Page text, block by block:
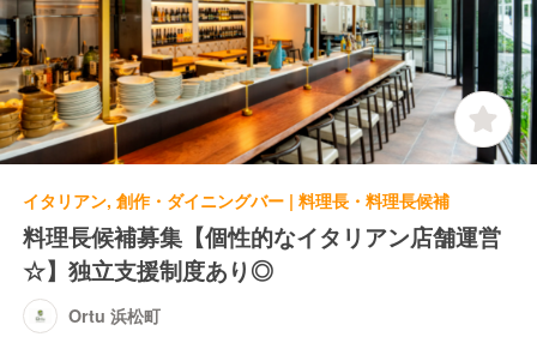
イタリアン, 創作・ダイニングバー | 料理長・料理長候補
料理長候補募集【個性的なイタリアン店舗運営
☆】独立支援制度あり◎
Ortu 浜松町